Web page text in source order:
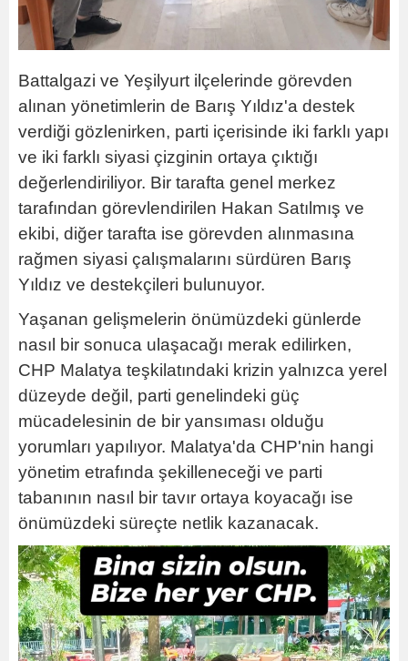
Battalgazi ve Yeşilyurt ilçelerinde görevden
alınan yönetimlerin de Barış Yıldız'a destek
verdiği gözlenirken, parti içerisinde iki farklı yapı
ve iki farklı siyasi çizginin ortaya çıktığı
değerlendiriliyor. Bir tarafta genel merkez
tarafından görevlendirilen Hakan Satılmış ve
ekibi, diğer tarafta ise görevden alınmasına
rağmen siyasi çalışmalarını sürdüren Barış
Yıldız ve destekçileri bulunuyor.
Yaşanan gelişmelerin önümüzdeki günlerde
nasıl bir sonuca ulaşacağı merak edilirken,
CHP Malatya teşkilatındaki krizin yalnızca yerel
düzeyde değil, parti genelindeki güç
mücadelesinin de bir yansıması olduğu
yorumları yapılıyor. Malatya'da CHP'nin hangi
yönetim etrafında şekilleneceği ve parti
tabanının nasıl bir tavır ortaya koyacağı ise
önümüzdeki süreçte netlik kazanacak.